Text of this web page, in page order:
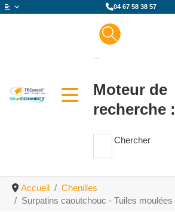
04 67 58 38 57
Moteur de
recherche :
Chercher
Accueil
Chenilles
Surpatins caoutchouc - Tuiles moulées